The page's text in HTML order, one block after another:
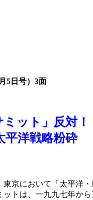
5日号）3面
ミット」反対！
洋戦略粉砕
京において「太平洋・
ットは、一九九七年か